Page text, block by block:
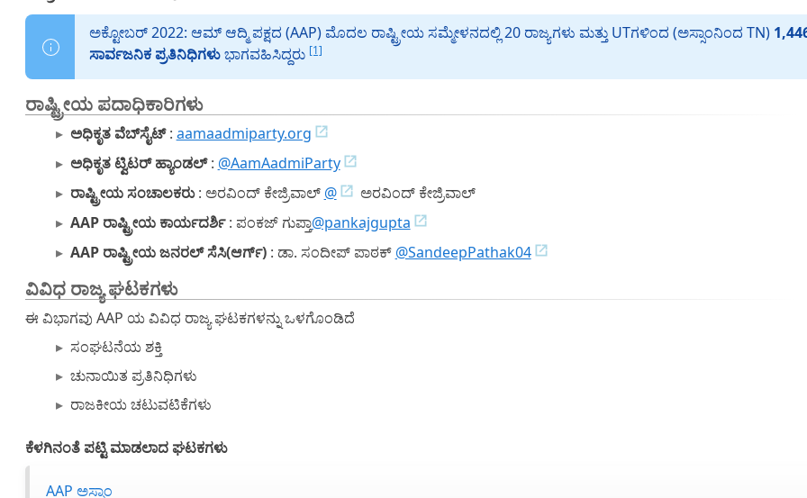
ಅಕ್ಟೋಬರ್ 2022: ಆಮ್ ಆದ್ಮಿ ಪಕ್ಷದ (AAP) ಮೊದಲ ರಾಷ್ಟ್ರೀಯ ಸಮ್ಮೇಳನದಲ್ಲಿ 20 ರಾಜ್ಯಗಳು ಮತ್ತು UTಗಳಿಂದ (ಅಸ್ಸಾಂನಿಂದ TN)
ಸಾರ್ವಜನಿಕ ಪ್ರತಿನಿಧಿಗಳುಭಾಗವಹಿಸಿದ್ದರು [1]
ರಾಷ್ಟ್ರೀಯ ಪದಾಧಿಕಾರಿಗಳು
ಅಧಿಕೃತ ವೆಬ್‌ಸೈಟ್: aamaadmiparty.org
ಅಧಿಕೃತ ಟ್ವಿಟರ್ ಹ್ಯಾಂಡಲ್: @AamAadmiParty
ರಾಷ್ಟ್ರೀಯ ಸಂಚಾಲಕರು: ಅರವಿಂದ್ ಕೇಜ್ರಿವಾಲ್ @
ಅರವಿಂದ್ ಕೇಜ್ರಿವಾಲ್
AAP ರಾಷ್ಟ್ರೀಯ ಕಾರ್ಯದರ್ಶಿ: ಪಂಕಜ್ ಗುಪ್ತಾ@pankajgupta
AAP ರಾಷ್ಟ್ರೀಯ ಜನರಲ್ ಸೆಸಿ(ಆರ್ಗ್): ಡಾ. ಸಂದೀಪ್ ಪಾಠಕ್ @SandeepPathak04
ವಿವಿಧ ರಾಜ್ಯ ಘಟಕಗಳು
ಈ ವಿಭಾಗವು AAP ಯ ವಿವಿಧ ರಾಜ್ಯ ಘಟಕಗಳನ್ನು ಒಳಗೊಂಡಿದೆ
ಸಂಘಟನೆಯ ಶಕ್ತಿ
ಚುನಾಯಿತ ಪ್ರತಿನಿಧಿಗಳು
ರಾಜಕೀಯ ಚಟುವಟಿಕೆಗಳು
ಕೆಳಗಿನಂತೆ ಪಟ್ಟಿ ಮಾಡಲಾದ ಘಟಕಗಳು
AAP ಅಸ್ಸಾಂ